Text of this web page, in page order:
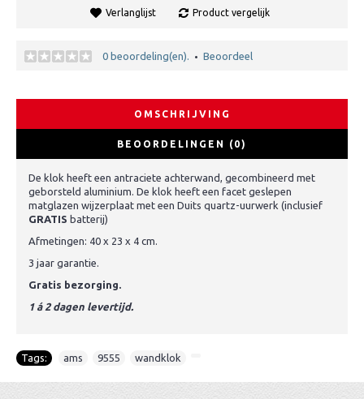
Verlanglijst Product vergelijk
0 beoordeling(en). • Beoordeel
OMSCHRIJVING
BEOORDELINGEN (0)
De klok heeft een antraciete achterwand, gecombineerd met
geborsteld aluminium. De klok heeft een facet geslepen
matglazen wijzerplaat met een Duits quartz-uurwerk (inclusief
GRATIS batterij)
Afmetingen: 40 x 23 x 4 cm.
3 jaar garantie.
Gratis bezorging.
1 á 2 dagen levertijd.
Tags: ams 9555 wandklok